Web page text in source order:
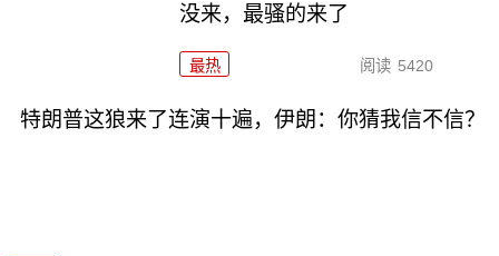
没来，最骚的来了
最热 阅读 5420
特朗普这狼来了连演十遍，伊朗：你猜我信不信？